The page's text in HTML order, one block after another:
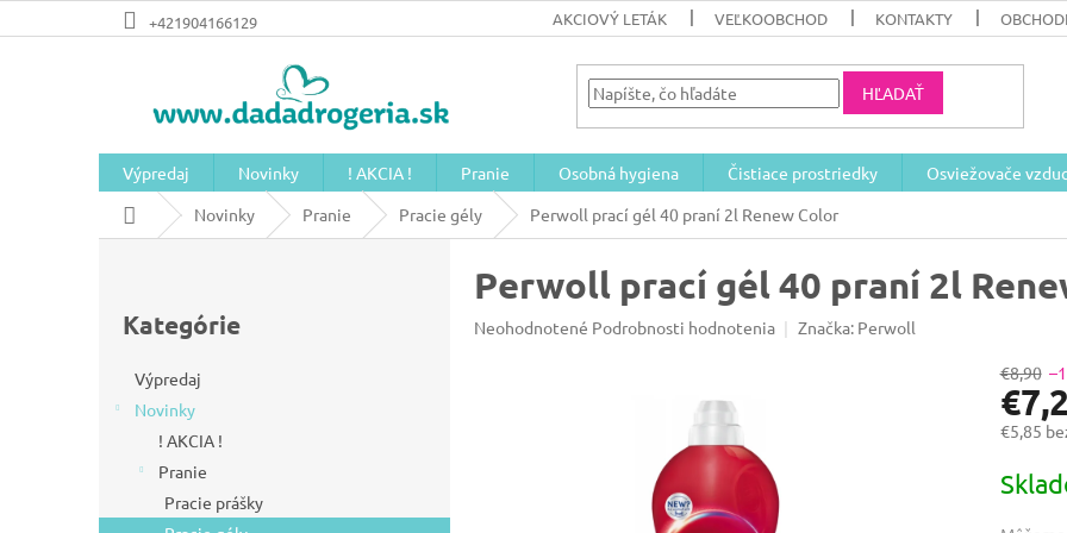
na
+421904166129 AKCIOVÝ LETÁK VEĽKOOBCHOD KONTAKTY
HĽADAŤ
Výpredaj Novinky ! AKCIA ! Pranie Osobná hygiena Čistiace prostriedky Osviežovače
DomovNovinky Pranie Pracie gély Perwoll prací gél 40 praní 2l Renew Color
p
e
kategórie
Kategórie
Výpredaj
Novinky
! AKCIA !
Pranie
Pracie prášky
Perwoll prací gél 40 praní 2l
Priemerné
Neohodnotené Podrobnosti hodnotenia Značka: Perwoll
€8,90
€5,85
cena: